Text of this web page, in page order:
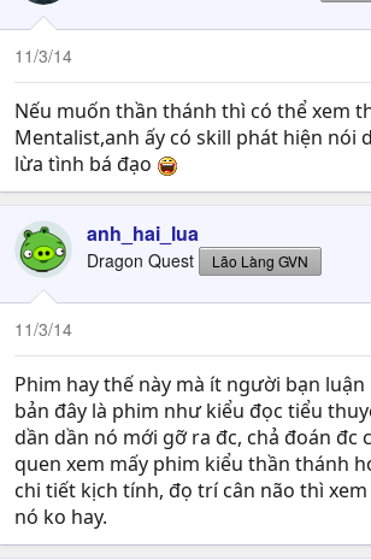
11/3/14
Nếu muốn thần thánh thì có thể xem
Mentalist,anh ấy có skill phát hiện nói
lừa tình bá đạo
anh_hai_lua
Dragon Quest Lão Làng GVN
11/3/14
Phim hay thế này mà ít người bạn
bản đây là phim như kiểu đọc tiểu
dần dần nó mới gỡ ra đc, chả đoán đc
quen xem mấy phim kiểu thần thánh
chi tiết kịch tính, đọ trí cân não thì
nó ko hay.